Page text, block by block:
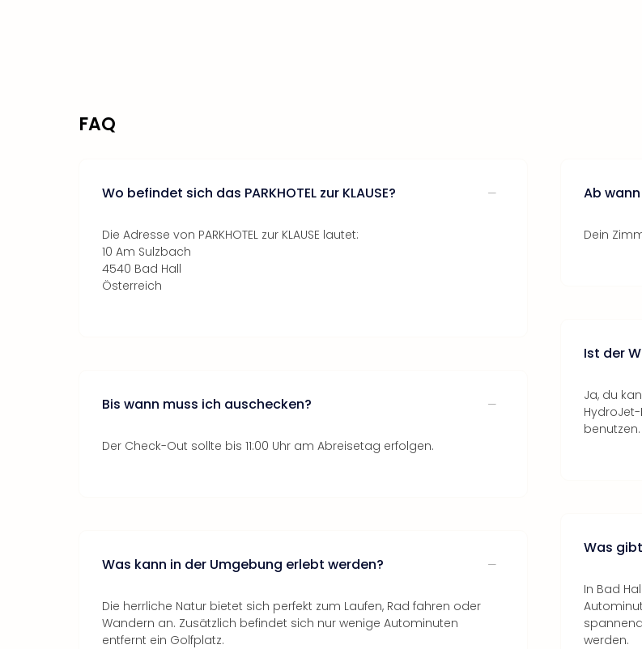
FAQ
Wo befindet sich das PARKHOTEL zur KLAUSE?
Die Adresse von PARKHOTEL zur KLAUSE lautet:
10 Am Sulzbach
4540 Bad Hall
Österreich
Bis wann muss ich auschecken?
Der Check-Out sollte bis 11:00 Uhr am Abreisetag erfolgen.
Was kann in der Umgebung erlebt werden?
Die herrliche Natur bietet sich perfekt zum Laufen, Rad fahren oder
Wandern an. Zusätzlich befindet sich nur wenige Autominuten
entfernt ein Golfplatz.
Ab
Dein
Ist der
Ja, du
benutzen.
Was
In Bad
werden.